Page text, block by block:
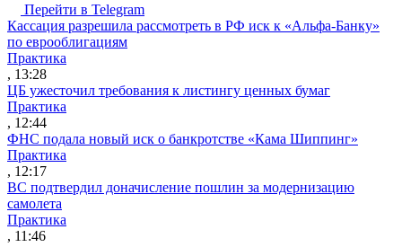
Перейти в Telegram
Кассация разрешила рассмотреть в РФ иск к «Альфа-Банку»
по еврооблигациям
Практика
, 13:28
ЦБ ужесточил требования к листингу ценных бумаг
Практика
, 12:44
ФНС подала новый иск о банкротстве «Кама Шиппинг»
Практика
, 12:17
ВС подтвердил доначисление пошлин за модернизацию
самолета
Практика
, 11:46